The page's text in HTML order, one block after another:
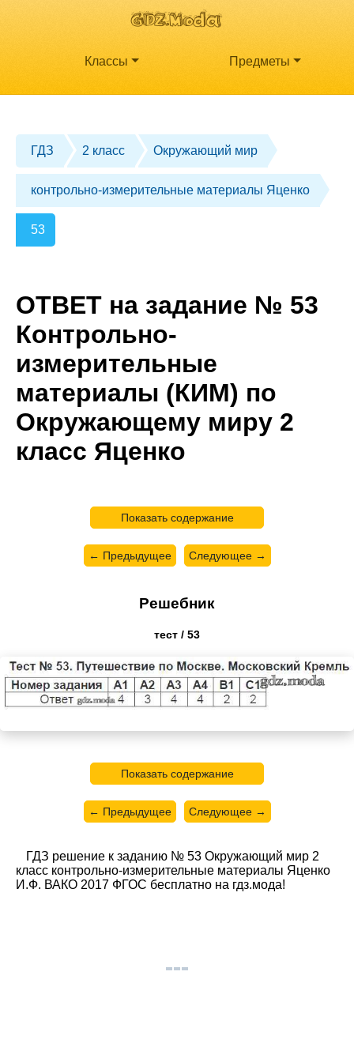
Классы Предметы
ГДЗ 2 класс Окружающий мир
контрольно-измерительные материалы Яценко
53
ОТВЕТ на задание № 53
Контрольно-
измерительные
материалы (КИМ) по
Окружающему миру 2
класс Яценко
Показать содержание
← Предыдущее Следующее →
Решебник
тест / 53
Показать содержание
← Предыдущее Следующее →
ГДЗ решение к заданию № 53 Окружающий мир 2
класс контрольно-измерительные материалы Яценко
И.Ф. ВАКО 2017 ФГОС бесплатно на гдз.мода!